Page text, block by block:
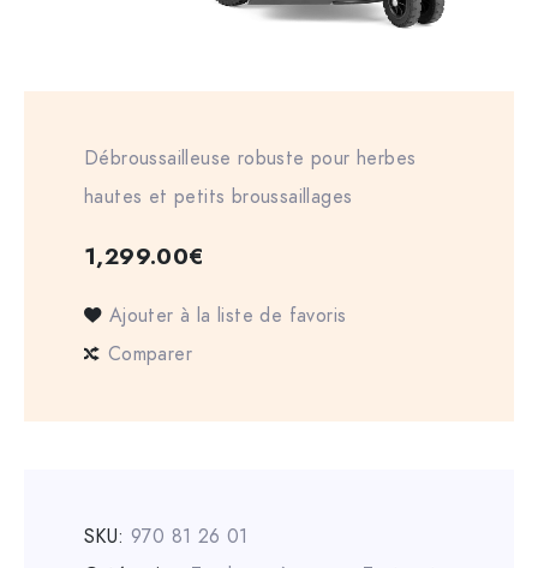
Débroussailleuse robuste pour herbes
hautes et petits broussaillages
1,299.00€
Ajouter à la liste de favoris
Comparer
SKU: 970 81 26 01